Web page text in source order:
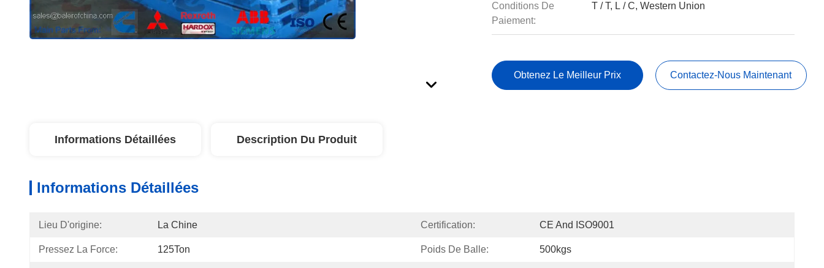
Conditions De
Paiement:
T / T, L / C, Western Union
Obtenez Le Meilleur Prix Contactez-Nous Maintenant
Informations Détaillées Description Du Produit
Informations Détaillées
Lieu D'origine: La Chine Certification: CE And ISO9001
Pressez La Force: 125Ton Poids De Balle: 500kgs